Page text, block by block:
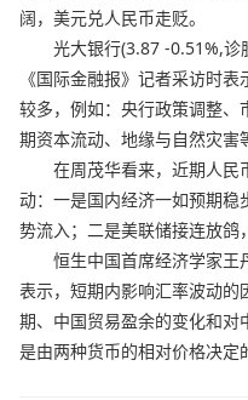
阔，美元兑人民币走贬。
光大银行(3.87 -0.51%,诊
《国际金融报》记者采访时
较多，例如：央行政策调整
期资本流动、地缘与自然灾害
在周茂华看来，近期人民
动：一是国内经济一如预期稳
势流入；二是美联储接连放鸽
恒生中国首席经济学家王
表示，短期内影响汇率波动
期、中国贸易盈余的变化和
是由两种货币的相对价格决定